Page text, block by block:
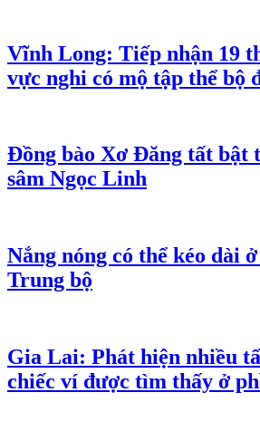
Vĩnh Long: Tiếp nhận 19
vực nghi có mộ tập thể bộ
Đồng bào Xơ Đăng tất bật
sâm Ngọc Linh
Nắng nóng có thể kéo dài
Trung bộ
Gia Lai: Phát hiện nhiều
chiếc ví được tìm thấy ở